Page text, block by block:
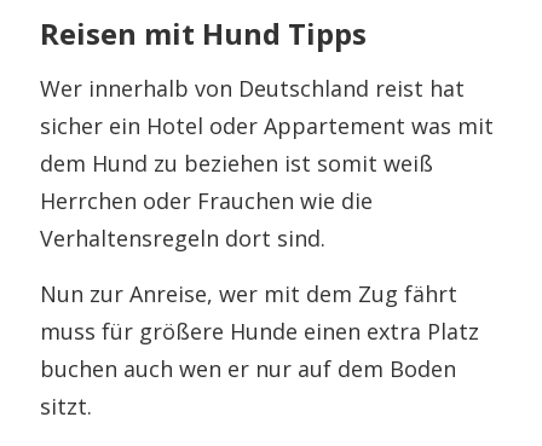
Reisen mit Hund Tipps
Wer innerhalb von Deutschland reist hat
sicher ein Hotel oder Appartement was mit
dem Hund zu beziehen ist somit weiß
Herrchen oder Frauchen wie die
Verhaltensregeln dort sind.
Nun zur Anreise, wer mit dem Zug fährt
muss für größere Hunde einen extra Platz
buchen auch wen er nur auf dem Boden
sitzt.